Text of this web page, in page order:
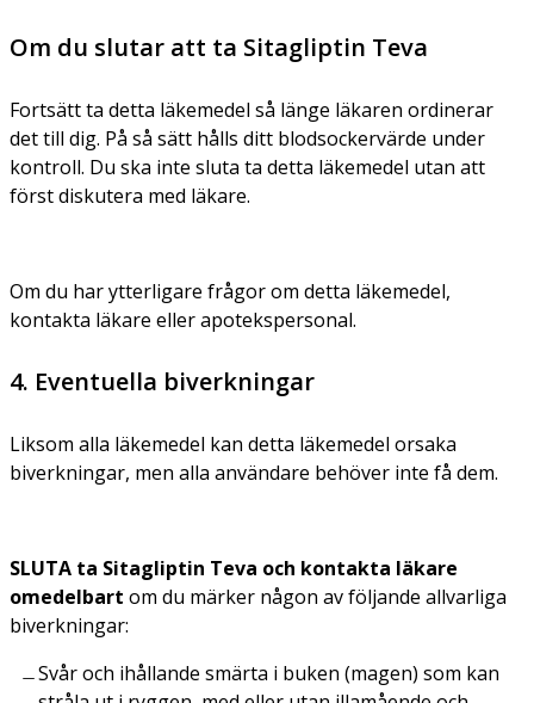
Om du slutar att ta Sitagliptin Teva
Fortsätt ta detta läkemedel så länge läkaren ordinerar
det till dig. På så sätt hålls ditt blodsockervärde under
kontroll. Du ska inte sluta ta detta läkemedel utan att
först diskutera med läkare.
Om du har ytterligare frågor om detta läkemedel,
kontakta läkare eller apotekspersonal.
4. Eventuella biverkningar
Liksom alla läkemedel kan detta läkemedel orsaka
biverkningar, men alla användare behöver inte få dem.
SLUTA ta Sitagliptin Teva och kontakta läkare
omedelbart om du märker någon av följande allvarliga
biverkningar:
Svår och ihållande smärta i buken (magen) som kan